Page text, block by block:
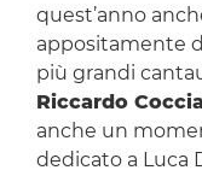
quest’anno
appositamente
più grandi
Riccardo
anche un
dedicato a Luca